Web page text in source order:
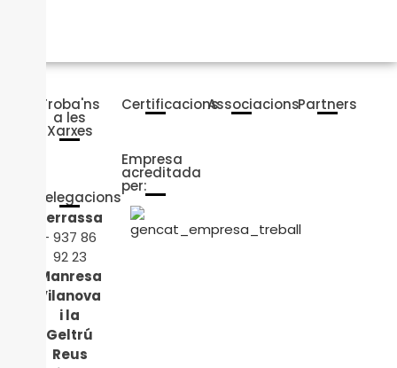
Troba'ns
a les
Xarxes
Delegacions
Terrassa
- 937 86
92 23
Manresa
Vilanova
i la
Geltrú
Reus
Certificacions
Empresa
acreditada
per:
AssociacionsPartners